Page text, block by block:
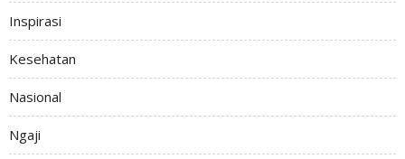
Inspirasi
Kesehatan
Nasional
Ngaji